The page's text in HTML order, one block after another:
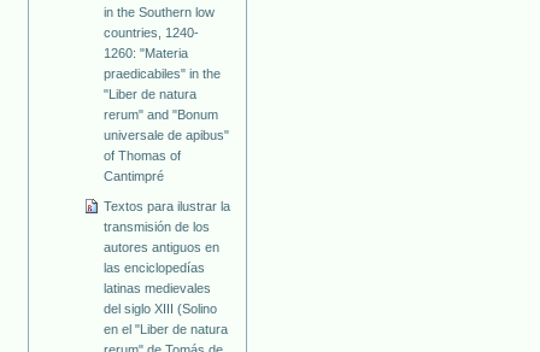
in the Southern low
countries, 1240-
1260: "Materia
praedicabiles" in the
"Liber de natura
rerum" and "Bonum
universale de apibus"
of Thomas of
Cantimpré
Textos para ilustrar la
transmisión de los
autores antiguos en
las enciclopedías
latinas medievales
del siglo XIII (Solino
en el "Liber de natura